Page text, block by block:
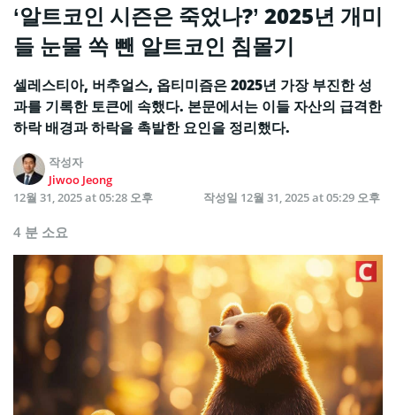
‘알트코인 시즌은 죽었나?’ 2025년 개미
들 눈물 쏙 뺀 알트코인 침몰기
셀레스티아, 버추얼스, 옵티미즘은 2025년 가장 부진한 성
과를 기록한 토큰에 속했다. 본문에서는 이들 자산의 급격한
하락 배경과 하락을 촉발한 요인을 정리했다.
작성자
Jiwoo Jeong
12월 31, 2025 at 05:28 오후
작성일 12월 31, 2025 at 05:29 오후
4 분 소요